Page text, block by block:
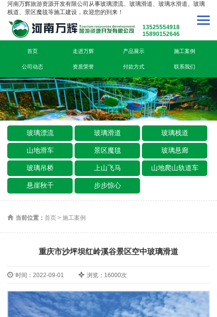
河南万辉旅游资源开发有限公司从事玻璃漂流、玻璃滑道、玻璃水滑道、玻璃
栈道、景区魔毯等施工建设，欢迎您的到来！
13525554918
15890152646
首页 走进万辉 产品展示 施工案例
公司动态 资质荣誉 付款方式 联系我们
玻璃漂流 玻璃滑道 玻璃栈道
山地滑车 景区魔毯 玻璃悬廊
玻璃吊桥 上山飞马 山地爬山轨道车
悬崖秋千 步步惊心
当前位置： 首页 > 施工案例
重庆市沙坪坝红岭溪谷景区空中玻璃滑道
时间：2022-09-01 浏览：16000次